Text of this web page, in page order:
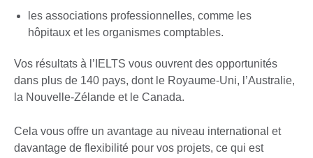
les associations professionnelles, comme les
hôpitaux et les organismes comptables.
Vos résultats à l’IELTS vous ouvrent des opportunités
dans plus de 140 pays, dont le Royaume-Uni, l’Australie,
la Nouvelle-Zélande et le Canada.
Cela vous offre un avantage au niveau international et
davantage de flexibilité pour vos projets, ce qui est